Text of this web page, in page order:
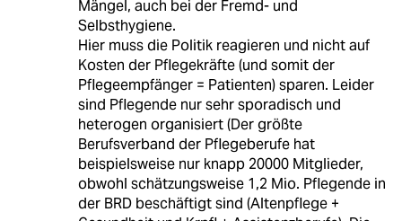
Mängel, auch bei der Fremd- und
Selbsthygiene.
Hier muss die Politik reagieren und nicht auf
Kosten der Pflegekräfte (und somit der
Pflegeempfänger = Patienten) sparen. Leider
sind Pflegende nur sehr sporadisch und
heterogen organisiert (Der größte
Berufsverband der Pflegeberufe hat
beispielsweise nur knapp 20000 Mitglieder,
obwohl schätzungsweise 1,2 Mio. Pflegende in
der BRD beschäftigt sind (Altenpflege +